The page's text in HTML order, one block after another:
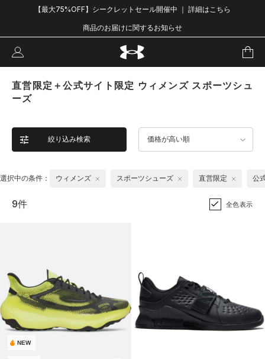
【最大75%OFF】シークレットセール開催中 ｜ 詳細はこちら
商品のお届けに関するお知らせ
直営限定＋公式サイト限定 ウィメンズ スポーツシュ
ーズ
絞り込み検索 価格が高い順
選択中の条件： ウィメンズ スポーツシューズ 直営限定 公
9件 全色表示
NEW